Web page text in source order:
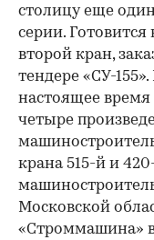
столицу еще
серии. Готовится
второй кран,
тендере «СУ-
настоящее
четыре
крана 515-й и
Московской
«Строммашина»